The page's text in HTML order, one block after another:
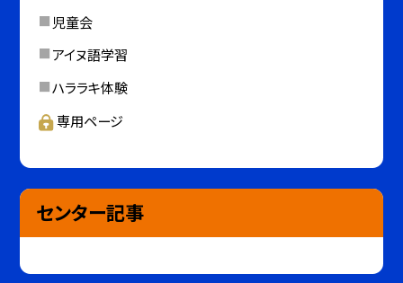
児童会
アイヌ語学習
ハララキ体験
専用ページ
センター記事